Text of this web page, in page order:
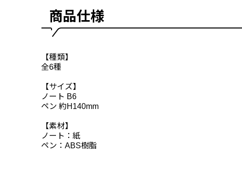
商品仕様
【種類】
全6種
【サイズ】
ノート B6
ペン 約H140mm
【素材】
ノート：紙
ペン：ABS樹脂